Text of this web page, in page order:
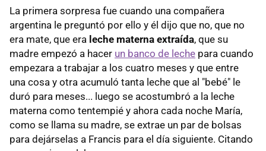
La primera sorpresa fue cuando una compañera
argentina le preguntó por ello y él dijo que no, que no
era mate, que era leche materna extraída, que su
madre empezó a hacer un banco de leche para cuando
empezara a trabajar a los cuatro meses y que entre
una cosa y otra acumuló tanta leche que al "bebé" le
duró para meses... luego se acostumbró a la leche
materna como tentempié y ahora cada noche María,
como se llama su madre, se extrae un par de bolsas
para dejárselas a Francis para el día siguiente. Citando